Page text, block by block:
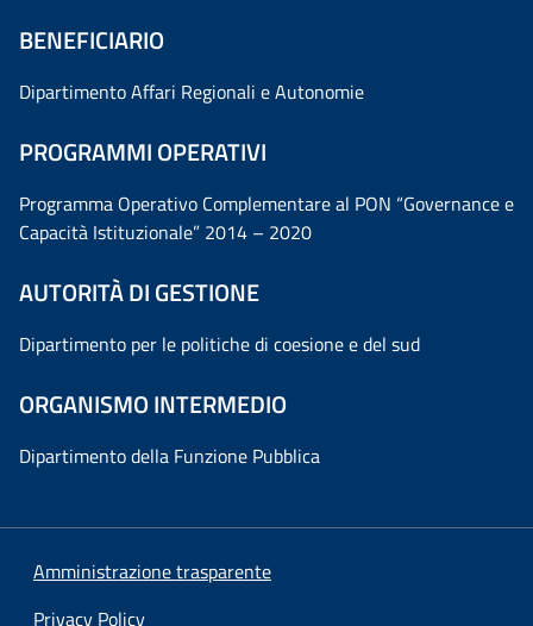
BENEFICIARIO
Dipartimento Affari Regionali e Autonomie
PROGRAMMI OPERATIVI
Programma Operativo Complementare al PON “Governance e
Capacità Istituzionale” 2014 – 2020
AUTORITÀ DI GESTIONE
Dipartimento per le politiche di coesione e del sud
ORGANISMO INTERMEDIO
Dipartimento della Funzione Pubblica
Amministrazione trasparente
Privacy Policy